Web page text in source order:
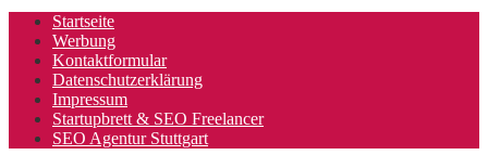
Startseite
Werbung
Kontaktformular
Datenschutzerklärung
Impressum
Startupbrett & SEO Freelancer
SEO Agentur Stuttgart